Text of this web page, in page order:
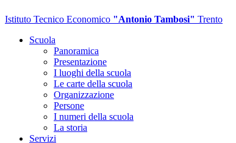
Istituto Tecnico Economico "Antonio Tambosi" Trento
Scuola
Panoramica
Presentazione
I luoghi della scuola
Le carte della scuola
Organizzazione
Persone
I numeri della scuola
La storia
Servizi